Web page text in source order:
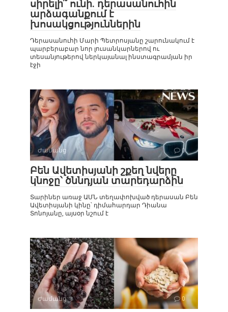
սիրելի՞ ունի. դերասանուհին
արձագանքում է
խոսակցություններին
Դերասանուհի Մարի Պետրոսյանը շարունակում է
պարբերաբար նոր լուսանկարներով ու
տեսանյութերով ներկայանալ ինստագրամյան իր
էջի
Ժամանց 0
Բեն Ավետիսյանի շքեղ նվերը
կնոջը՝ ծննդյան տարեդարձին
Տարիներ առաջ ԱՄՆ տեղափոխված դերասան Բեն
Ավետիսյանի կինը՝ դիմահարդար Դիանա
Տոնոյանը, այսօր նշում է
Ժամանց 0